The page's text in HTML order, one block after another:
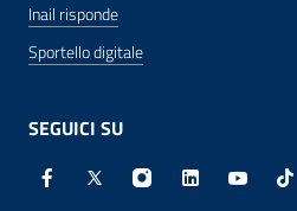
Inail risponde
Sportello digitale
SEGUICI SU
Facebook - Sito esterno -
X - Sito esterno -
Instagram - Sito
Linkedin -